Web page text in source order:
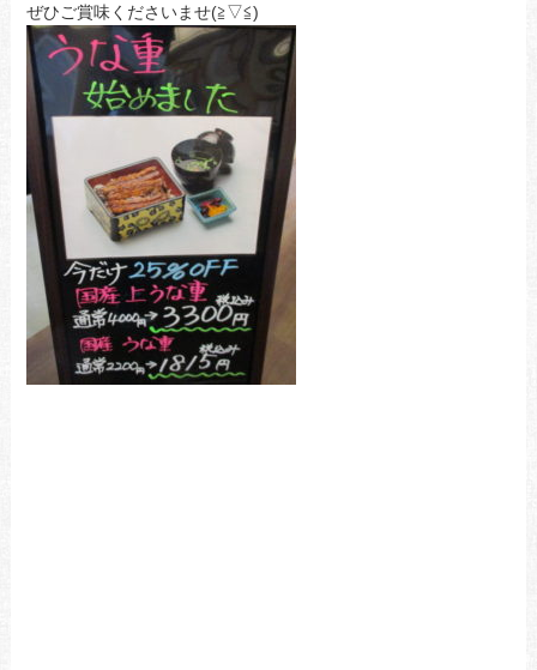
ぜひご賞味くださいませ(≧▽≦)